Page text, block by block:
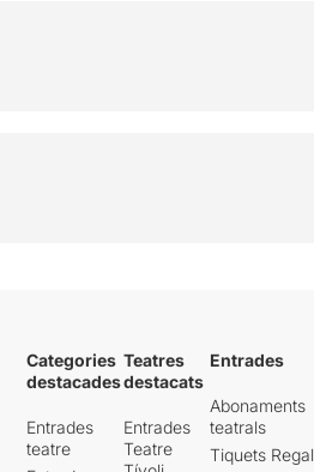
Categories
destacades
Entrades
teatre
Teatres
destacats
Entrades
Teatre
Entrades
Abonaments
teatrals
Tiquets Regal